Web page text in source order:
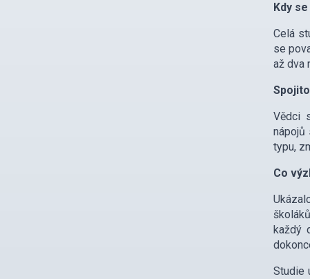
Kdy
Celá
se
až dva
Vědci
nápojů
typu,
Co
každý
Studie